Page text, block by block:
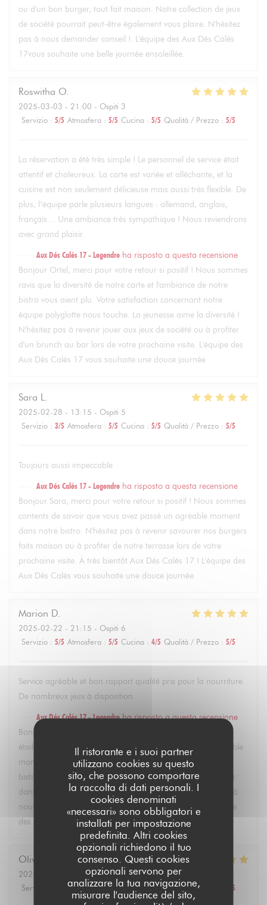
Il ristorante e i suoi partner
utilizzano cookies su questo
sito, che possono comportare
la raccolta di dati personali. I
cookies denominati
«necessari» sono obbligatori e
installati per impostazione
predefinita. Altri cookies
opzionali richiedono il tuo
consenso. Questi cookies
opzionali servono per
analizzare la tua navigazione,
misurare l'audience del sito,
ou d'un bon burger, tout fait maison. Notre collection de jeux
de société pourrait peut-être également vous plaire. N'hésitez
pas à nous demander conseil !. L'équipe des Aux Dés Calés
17vous souhaite une belle journée ensoleillée.
Roswitha O
2025-03-03 - 21:00 - Ospiti 3
Servizio : 5/5 Atmosfera : 5/5 Cucina : 5/5 Qualità / Prezzo : 5/5
La réservation a été très simple ! Le personnel de service était
attentif et chaleureux. La carte est variée et alléchante, et la
cuisine est non seulement délicieuse mais aussi très flexible. De
plus, l’équipe parle plusieurs langues : allemand, anglais,
français… Une ambiance très sympathique ! Nous reviendrons
avec grand plaisir.
Aux Dés Calés 17 - Legendre ha risposto a questa recensione
Bonjour Ortel, merci pour votre retour si positif ! Nous sommes
ravis que la diversité de notre carte et l'ambiance de notre
bistro vous aient plu. Votre satisfaction concernant notre
équipe polyglotte nous touche. La jeunesse aime la diversité !
N'hésitez pas à revenir jouer aux jeux de société ou à profiter
d'un brunch au bar lors de votre prochaine visite. L'équipe des
Aux Dés Calés 17 vous souhaite une douce journée
Sara L
2025-02-28 - 13:15 - Ospiti 5
Servizio : 3/5 Atmosfera : 5/5 Cucina : 5/5 Qualità / Prezzo : 5/5
Toujours aussi impeccable
Aux Dés Calés 17 - Legendre ha risposto a questa recensione
Bonjour Sara, merci pour votre retour si positif ! Nous sommes
contents de savoir que vous avez passé un agréable moment
dans notre bistro. N'hésitez pas à revenir savourer nos burgers
faits maison ou à profiter de notre terrasse lors de votre
prochaine visite. À très bientôt Aux Dés Calés 17 ! L'équipe des
Aux Dés Calés vous souhaite une douce journée
Marion D
2025-02-22 - 21:15 - Ospiti 6
Servizio : 5/5 Atmosfera : 5/5 Cucina : 4/5 Qualità / Prezzo : 5/5
Service agréable et bon rapport qualité prix pour la nourriture.
De nombreux jeux à disposition.
Aux Dés Calés 17 - Legendre ha risposto a questa recensione
Bonjour Marion, merci beaucoup pour votre évaluation 5
étoiles ! Nous sommes ravis que vous ayez passé un agréable
moment. Profiter de notre bar et des jeux au sein de notre
bistro fait partie de la convivialité que nous souhaitons offrir
dans le quartier des Eponettes. Au plaisir de vous accueillir à
nouveau pour découvrir d'autres plats faits maison. L'équipe
des Aux Dés Calés 17.
Olivier
2025-02-22
- 21:30 - Ospiti 4
Servizio
Atmosfera: 5 /5 Cucina : 5/5 Qualità / Prezzo /5